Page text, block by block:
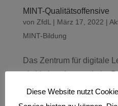
MINT-Qualitätsoffensive
von ZfdL| März 17, 2022 |
MINT-Bildung
Das Zentrum für digitale
als Verbundpartnerin im
der MINT-
als Vertreterin für die
Diese Website nutzt